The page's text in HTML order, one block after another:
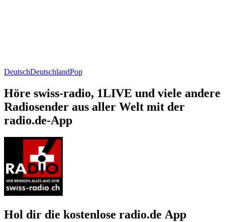
DeutschDeutschlandPop
Höre swiss-radio, 1LIVE und viele andere
Radiosender aus aller Welt mit der
radio.de-App
Hol dir die kostenlose radio.de App